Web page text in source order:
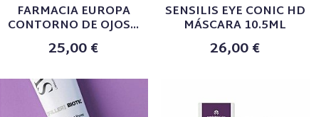
FARMACIA EUROPA
CONTORNO DE OJOS...
25,00 €
SENSILIS EYE CONIC HD
MÁSCARA 10.5ML
26,00 €